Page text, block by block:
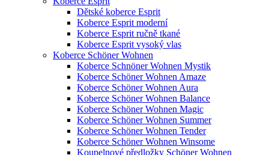
Dětské koberce Esprit
Koberce Esprit moderní
Koberce Esprit ručně tkané
Koberce Esprit vysoký vlas
Koberce Schöner Wohnen
Koberce Schnöner Wohnen Mystik
Koberce Schöner Wohnen Amaze
Koberce Schöner Wohnen Aura
Koberce Schöner Wohnen Balance
Koberce Schöner Wohnen Magic
Koberce Schöner Wohnen Summer
Koberce Schöner Wohnen Tender
Koberce Schöner Wohnen Winsome
Koupelnové předložky Schöner Wohnen